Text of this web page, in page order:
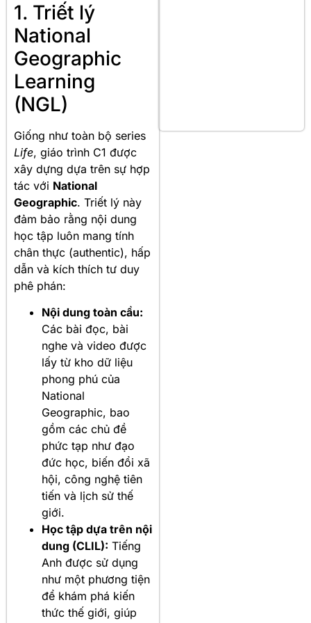
1. Triết lý
National
Geographic
Learning
(NGL)
Giống như toàn bộ series
Life, giáo trình C1 được
xây dựng dựa trên sự hợp
tác với National
Geographic. Triết lý này
đảm bảo rằng nội dung
học tập luôn mang tính
chân thực (authentic), hấp
dẫn và kích thích tư duy
phê phán:
Nội dung toàn cầu:
Các bài đọc, bài
nghe và video được
lấy từ kho dữ liệu
phong phú của
National
Geographic, bao
gồm các chủ đề
phức tạp như đạo
đức học, biến đổi xã
hội, công nghệ tiên
tiến và lịch sử thế
giới.
Học tập dựa trên nội
dung (CLIL): Tiếng
Anh được sử dụng
như một phương tiện
để khám phá kiến
thức thế giới, giúp